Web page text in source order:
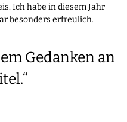
Ich habe in diesem Jahr
besonders erfreulich.
Gedanken an